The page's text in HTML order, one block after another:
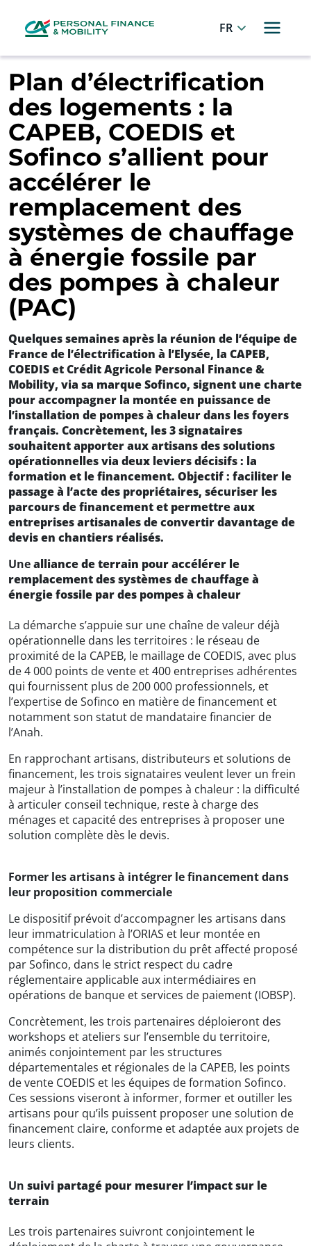
Allez au menu principal
Allez au contenu
Allez au pied de page Français
Plan d’électrification
des logements : la
CAPEB, COEDIS et
Sofinco s’allient pour
accélérer le
remplacement des
systèmes de chauffage
à énergie fossile par
des pompes à chaleur
(PAC)
Quelques semaines après la réunion de l’équipe de
France de l’électrification à l’Elysée, la CAPEB,
COEDIS et Crédit Agricole Personal Finance &
Mobility, via sa marque Sofinco, signent une charte
pour accompagner la montée en puissance de
l’installation de pompes à chaleur dans les foyers
français. Concrètement, les 3 signataires
souhaitent apporter aux artisans des solutions
opérationnelles via deux leviers décisifs : la
formation et le financement. Objectif : faciliter le
passage à l’acte des propriétaires, sécuriser les
parcours de financement et permettre aux
entreprises artisanales de convertir davantage de
devis en chantiers réalisés.
Unealliance de terrain pour accélérer le
remplacement des systèmes de chauffage à
énergie fossile par des pompes à chaleur
La démarche s’appuie sur une chaîne de valeur déjà
opérationnelle dans les territoires : le réseau de
proximité de la CAPEB, le maillage de COEDIS, avec plus
de 4 000 points de vente et 400 entreprises adhérentes
qui fournissent plus de 200 000 professionnels, et
l’expertise de Sofinco en matière de financement et
notamment son statut de mandataire financier de
l’Anah.
En rapprochant artisans, distributeurs et solutions de
financement, les trois signataires veulent lever un frein
majeur à l’installation de pompes à chaleur : la difficulté
à articuler conseil technique, reste à charge des
ménages et capacité des entreprises à proposer une
solution complète dès le devis.
Former les artisans à intégrer le financement dans
leur proposition commerciale
Le dispositif prévoit d’accompagner les artisans dans
leur immatriculation à l’ORIAS et leur montée en
compétence sur la distribution du prêt affecté proposé
par Sofinco, dans le strict respect du cadre
réglementaire applicable aux intermédiaires en
opérations de banque et services de paiement (IOBSP).
Concrètement, les trois partenaires déploieront des
workshops et ateliers sur l’ensemble du territoire,
animés conjointement par les structures
départementales et régionales de la CAPEB, les points
de vente COEDIS et les équipes de formation Sofinco.
Ces sessions viseront à informer, former et outiller les
artisans pour qu’ils puissent proposer une solution de
financement claire, conforme et adaptée aux projets de
leurs clients.
Un suivi partagé pour mesurer l’impact sur le
terrain
Les trois partenaires suivront conjointement le